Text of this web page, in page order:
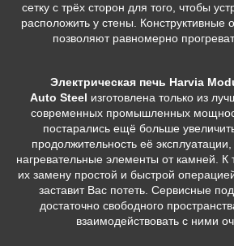
сетку с трёх сторон для того, чтобы
расположить у стены. Конструктивные
позволяют равномерно
Электрическая печь Harvia
Auto Steel изготовлена только из
современных промышленных
постарались ещё больше
продолжительность её
нагревательные элементы от камней.
их замену простой и быстрой
заставит Вас потеть. Сервисные
достаточно свободного
взаимодействовать с ними